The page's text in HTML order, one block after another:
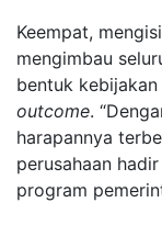
Keempat,
mengimbau
bentuk
outcome.
harapannya
perusahaan
program